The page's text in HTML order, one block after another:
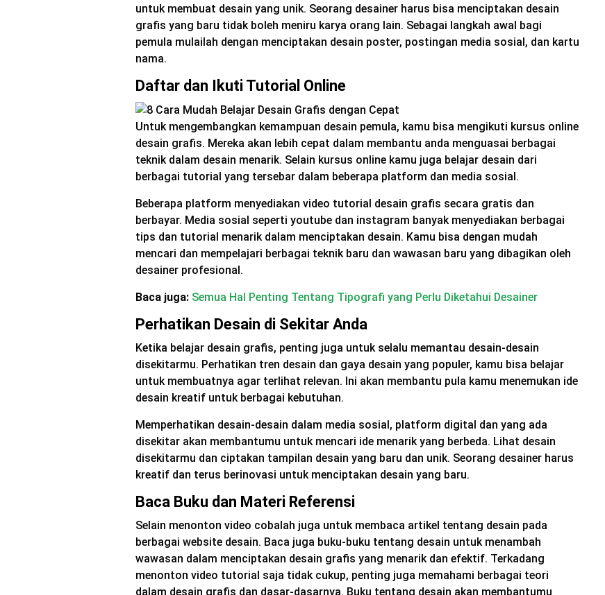
untuk membuat desain yang unik. Seorang desainer harus bisa menciptakan desain
grafis yang baru tidak boleh meniru karya orang lain. Sebagai langkah awal bagi
pemula mulailah dengan menciptakan desain poster, postingan media sosial, dan kartu
nama.
Daftar dan Ikuti Tutorial Online
Untuk mengembangkan kemampuan desain pemula, kamu bisa mengikuti kursus online
desain grafis. Mereka akan lebih cepat dalam membantu anda menguasai berbagai
teknik dalam desain menarik. Selain kursus online kamu juga belajar desain dari
berbagai tutorial yang tersebar dalam beberapa platform dan media sosial.
Beberapa platform menyediakan video tutorial desain grafis secara gratis dan
berbayar. Media sosial seperti youtube dan instagram banyak menyediakan berbagai
tips dan tutorial menarik dalam menciptakan desain. Kamu bisa dengan mudah
mencari dan mempelajari berbagai teknik baru dan wawasan baru yang dibagikan oleh
desainer profesional.
Baca juga: Semua Hal Penting Tentang Tipografi yang Perlu Diketahui Desainer
Perhatikan Desain di Sekitar Anda
Ketika belajar desain grafis, penting juga untuk selalu memantau desain-desain
disekitarmu. Perhatikan tren desain dan gaya desain yang populer, kamu bisa belajar
untuk membuatnya agar terlihat relevan. Ini akan membantu pula kamu menemukan ide
desain kreatif untuk berbagai kebutuhan.
Memperhatikan desain-desain dalam media sosial, platform digital dan yang ada
disekitar akan membantumu untuk mencari ide menarik yang berbeda. Lihat desain
disekitarmu dan ciptakan tampilan desain yang baru dan unik. Seorang desainer harus
kreatif dan terus berinovasi untuk menciptakan desain yang baru.
Baca Buku dan Materi Referensi
Selain menonton video cobalah juga untuk membaca artikel tentang desain pada
berbagai website desain. Baca juga buku-buku tentang desain untuk menambah
wawasan dalam menciptakan desain grafis yang menarik dan efektif. Terkadang
menonton video tutorial saja tidak cukup, penting juga memahami berbagai teori
dalam desain grafis dan dasar-dasarnya. Buku tentang desain akan membantumu